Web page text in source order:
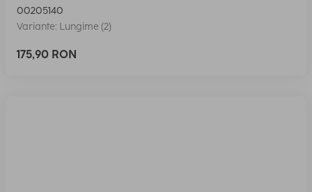
00205140
Variante: Lungime (2)
175,90 RON